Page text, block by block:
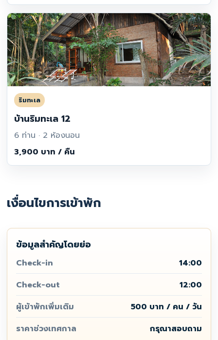
เงื่อนไขการเข้าพัก
ข้อมูลสำคัญโดยย่อ
Check-in
14:00
Check-out
12:00
ผู้เข้าพักเพิ่มเติม
500 บาท / คน / วัน
ราคาช่วงเทศกาล
กรุณาสอบถาม
ริมทะเล
บ้านริมทะเล 12
6 ท่าน · 2 ห้องนอน
3,900 บาท / คืน